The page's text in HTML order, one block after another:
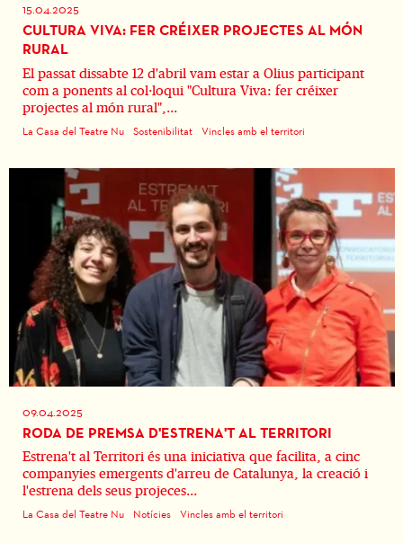
15.04.2025
CULTURA VIVA: FER CRÉIXER PROJECTES AL MÓN
RURAL
El passat dissabte 12 d'abril vam estar a Olius participant
com a ponents al col·loqui "Cultura Viva: fer créixer
projectes al món rural",...
La Casa del Teatre Nu Sostenibilitat Vincles amb el territori
09.04.2025
RODA DE PREMSA D'ESTRENA'T AL TERRITORI
Estrena't al Territori és una iniciativa que facilita, a cinc
companyies emergents d'arreu de Catalunya, la creació i
l'estrena dels seus projeces...
La Casa del Teatre Nu Notícies Vincles amb el territori